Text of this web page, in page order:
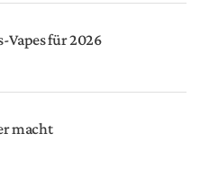
Vapes für 2026
macht